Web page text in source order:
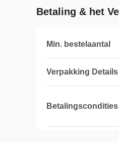
Betaling & het
Min. bestelaantal
Verpakking Details
Betalingscondities